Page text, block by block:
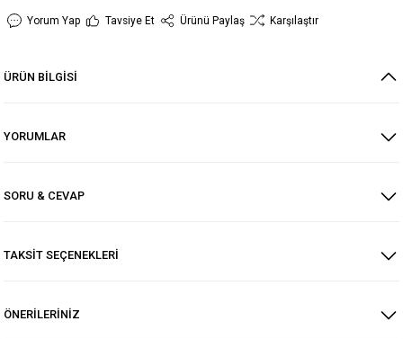
Yorum Yap Tavsiye Et Ürünü Paylaş Karşılaştır
ÜRÜN BİLGİSİ
YORUMLAR
SORU & CEVAP
TAKSİT SEÇENEKLERİ
ÖNERİLERİNİZ